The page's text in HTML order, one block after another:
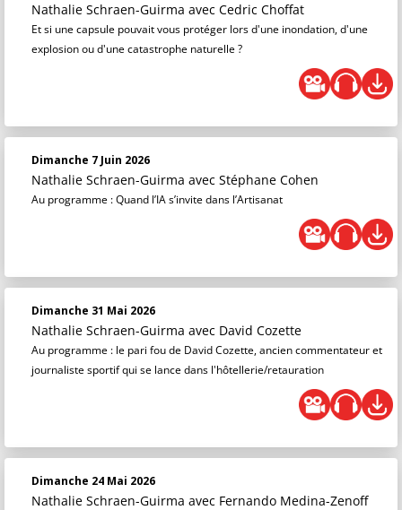
Nathalie Schraen-Guirma avec Cedric Choffat
Et si une capsule pouvait vous protéger lors d'une inondation, d'une
explosion ou d'une catastrophe naturelle ?
Dimanche 7 Juin 2026
Nathalie Schraen-Guirma avec Stéphane Cohen
Au programme : Quand l’IA s’invite dans l’Artisanat
Dimanche 31 Mai 2026
Nathalie Schraen-Guirma avec David Cozette
Au programme : le pari fou de David Cozette, ancien commentateur et
journaliste sportif qui se lance dans l'hôtellerie/retauration
Dimanche 24 Mai 2026
Nathalie Schraen-Guirma avec Fernando Medina-Zenoff